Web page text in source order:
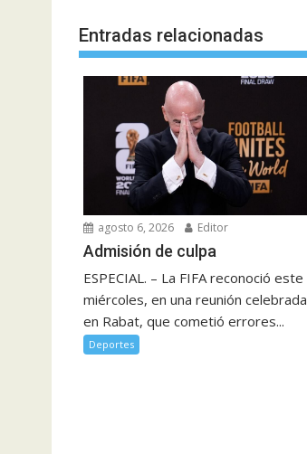
Entradas relacionadas
agosto 6, 2026 Editor
Admisión de culpa
ESPECIAL. – La FIFA reconoció este
miércoles, en una reunión celebrada
en Rabat, que cometió errores...
Deportes